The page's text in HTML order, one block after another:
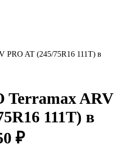
AT (245/75R16 111T) в
ARV
111T) в
₽